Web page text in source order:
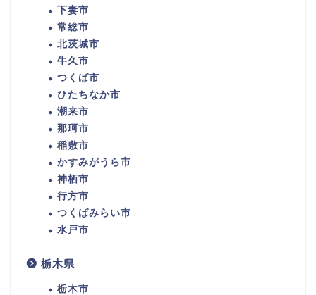
下妻市
常総市
北茨城市
牛久市
つくば市
ひたちなか市
潮来市
那珂市
稲敷市
かすみがうら市
神栖市
行方市
つくばみらい市
水戸市
栃木県
栃木市